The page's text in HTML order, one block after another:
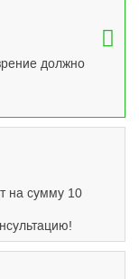
должно
на сумму 10